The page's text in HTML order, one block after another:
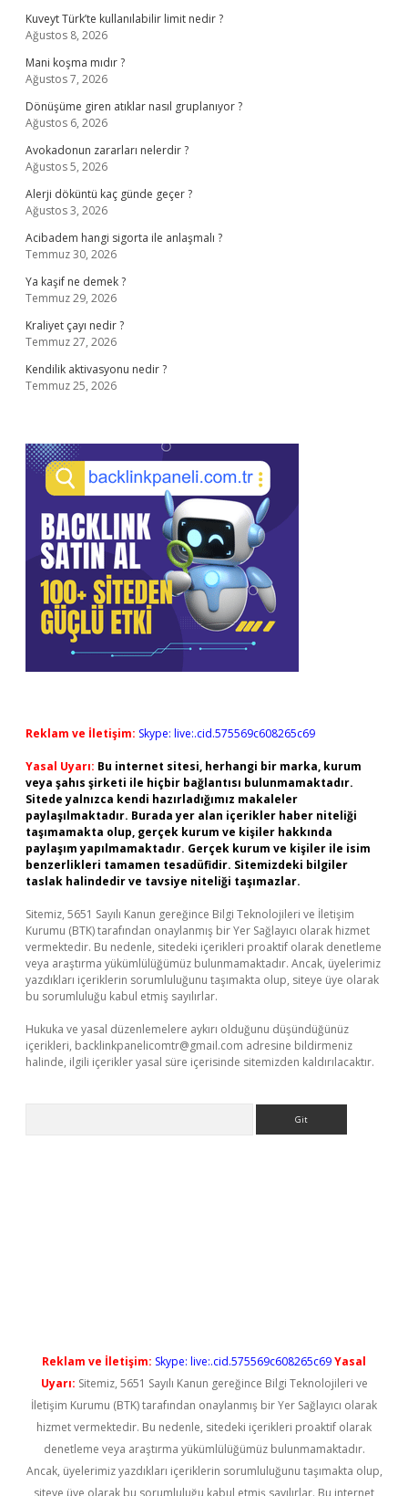
Kuveyt Türk’te kullanılabilir limit nedir ?
Ağustos 8, 2026
Mani koşma mıdır ?
Ağustos 7, 2026
Dönüşüme giren atıklar nasıl gruplanıyor ?
Ağustos 6, 2026
Avokadonun zararları nelerdir ?
Ağustos 5, 2026
Alerji döküntü kaç günde geçer ?
Ağustos 3, 2026
Acibadem hangi sigorta ile anlaşmalı ?
Temmuz 30, 2026
Ya kaşif ne demek ?
Temmuz 29, 2026
Kraliyet çayı nedir ?
Temmuz 27, 2026
Kendilik aktivasyonu nedir ?
Temmuz 25, 2026
Reklam ve İletişim: Skype: live:.cid.575569c608265c69
Yasal Uyarı: Bu internet sitesi, herhangi bir marka, kurum
veya şahıs şirketi ile hiçbir bağlantısı bulunmamaktadır.
Sitede yalnızca kendi hazırladığımız makaleler
paylaşılmaktadır. Burada yer alan içerikler haber niteliği
taşımamakta olup, gerçek kurum ve kişiler hakkında
paylaşım yapılmamaktadır. Gerçek kurum ve kişiler ile isim
benzerlikleri tamamen tesadüfidir. Sitemizdeki bilgiler
taslak halindedir ve tavsiye niteliği taşımazlar.
Sitemiz, 5651 Sayılı Kanun gereğince Bilgi Teknolojileri ve İletişim
Kurumu (BTK) tarafından onaylanmış bir Yer Sağlayıcı olarak hizmet
vermektedir. Bu nedenle, sitedeki içerikleri proaktif olarak denetleme
veya araştırma yükümlülüğümüz bulunmamaktadır. Ancak, üyelerimiz
yazdıkları içeriklerin sorumluluğunu taşımakta olup, siteye üye olarak
bu sorumluluğu kabul etmiş sayılırlar.
Hukuka ve yasal düzenlemelere aykırı olduğunu düşündüğünüz
içerikleri, backlinkpanelicomtr@gmail.com adresine bildirmeniz
halinde, ilgili içerikler yasal süre içerisinde sitemizden kaldırılacaktır.
Reklam ve İletişim: Skype: live:.cid.575569c608265c69Yasal
Uyarı: Sitemiz, 5651 Sayılı Kanun gereğince Bilgi Teknolojileri ve
İletişim Kurumu (BTK) tarafından onaylanmış bir Yer Sağlayıcı olarak
hizmet vermektedir. Bu nedenle, sitedeki içerikleri proaktif olarak
denetleme veya araştırma yükümlülüğümüz bulunmamaktadır.
Ancak, üyelerimiz yazdıkları içeriklerin sorumluluğunu taşımakta olup,
siteye üye olarak bu sorumluluğu kabul etmiş sayılırlar. Bu internet